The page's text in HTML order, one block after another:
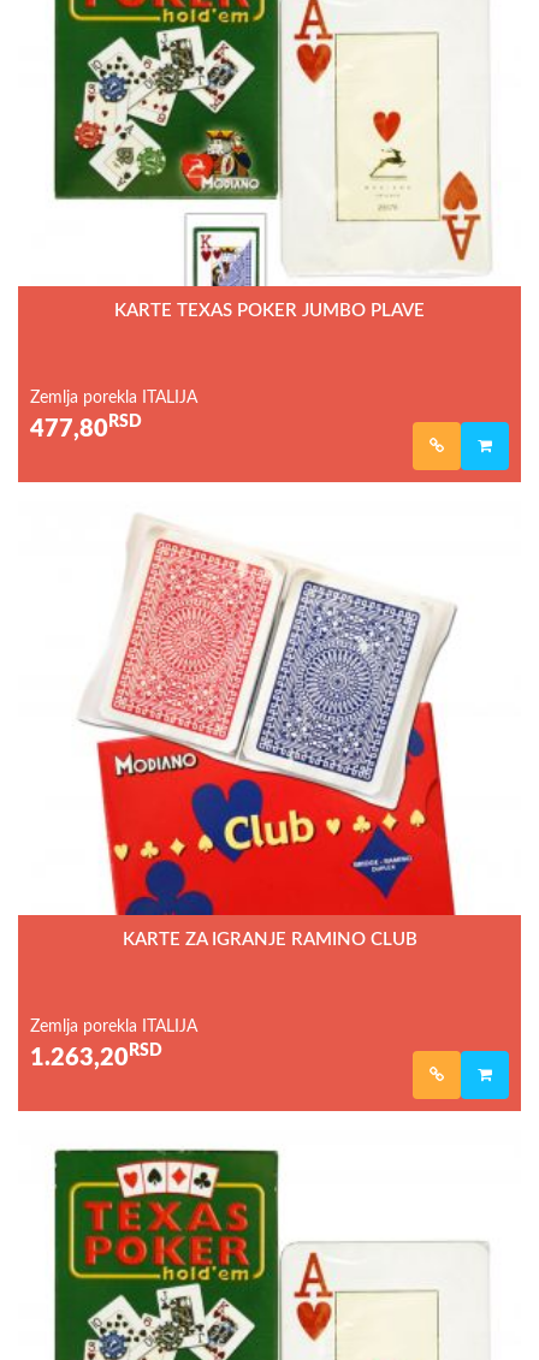
KARTE TEXAS POKER JUMBO PLAVE
Zemlja porekla ITALIJA
477,80 RSD
KARTE ZA IGRANJE RAMINO CLUB
Zemlja porekla ITALIJA
1.263,20 RSD